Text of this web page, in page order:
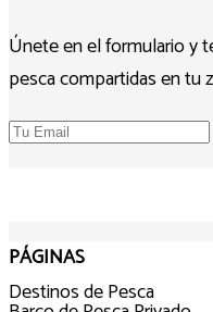
Únete en el formulario y
pesca compartidas en tu
PÁGINAS
Destinos de Pesca